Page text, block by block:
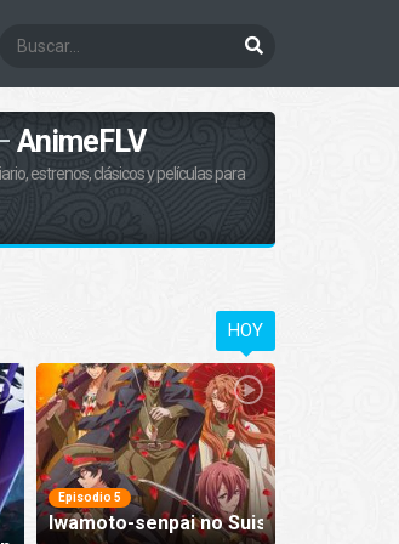
AnimeFLV
estrenos, clásicos y películas para
HOY
Episodio 5
Iwamoto-senpai no Suisen Episodio 5